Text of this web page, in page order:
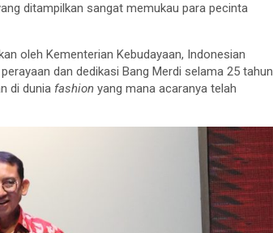
ditampilkan sangat memukau para pecinta
oleh Kementerian Kebudayaan, Indonesian
dan dedikasi Bang Merdi selama 25 tahun
di dunia fashion yang mana acaranya telah